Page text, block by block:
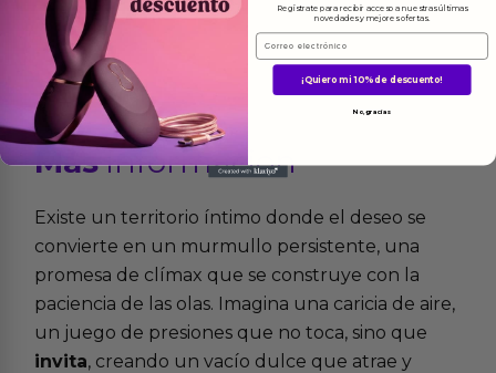
Másinformacion
Existe un territorio íntimo donde el deseo se
convierte en un murmullo persistente, una
promesa de clímax que se construye con la
paciencia de las olas. Imagina una caricia de aire,
un juego de presiones que no toca, sino que
invita, creando un vacío dulce que atrae y
Regístrate para recibir acceso a nuestras últimas
novedades y mejores ofertas.
Email
¡Quiero mi 10% de descuento!
No, gracias